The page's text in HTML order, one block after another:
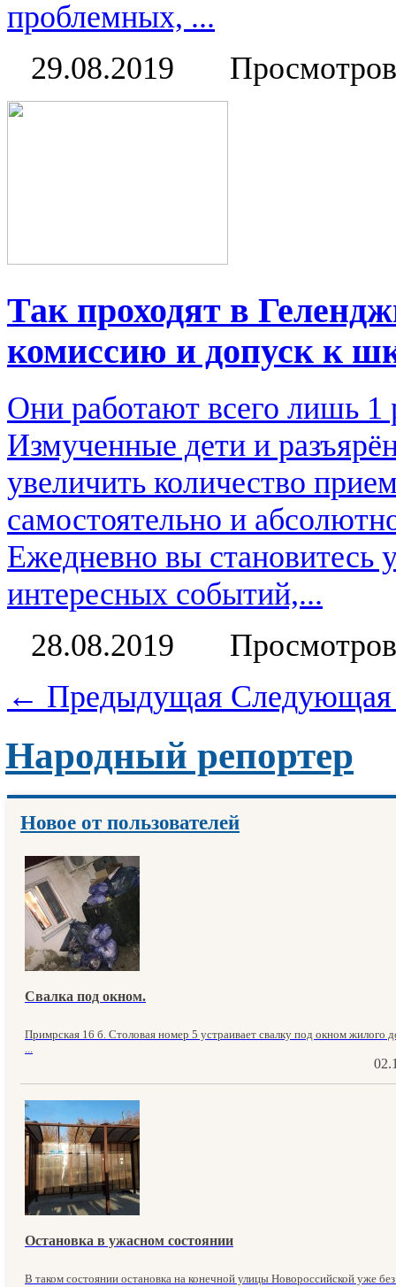
проблемных, ...
29.08.2019
Так проходят в
комиссию и допуск к
Они работают всего лишь 1
Измученные дети и
увеличить количество
самостоятельно и
Ежедневно вы становитесь
интересных событий,...
28.08.2019
← Предыдущая
Народный репортер
Новое от пользователей
Свалка под окном.
Примрская 16 б. Столовая номер 5 устраивает свалку под окном жилого
Остановка в ужасном состоянии
В таком состоянии остановка на конечной улицы Новороссийской уже